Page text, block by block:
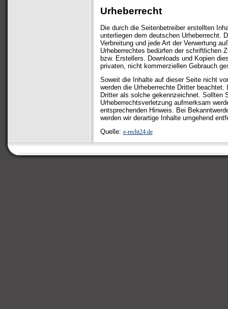
Urheberrecht
Die durch die Seitenbetreiber erstellten
unterliegen dem deutschen Urheberrecht.
Verbreitung und jede Art der Verwertung
Urheberrechtes bedürfen der schriftlichen
bzw. Erstellers. Downloads und Kopien
privaten, nicht kommerziellen Gebrauch
Soweit die Inhalte auf dieser Seite nicht
werden die Urheberrechte Dritter beachtet.
Dritter als solche gekennzeichnet. Sollten
Urheberrechtsverletzung aufmerksam
entsprechenden Hinweis. Bei
werden wir derartige Inhalte umgehend
Quelle: e-recht24.de